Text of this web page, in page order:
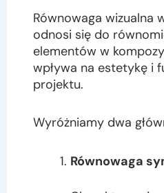
Równowaga wizualna
odnosi się do
elementów w
wpływa na estetykę i
projektu.
Wyróżniamy dwa
Równowaga